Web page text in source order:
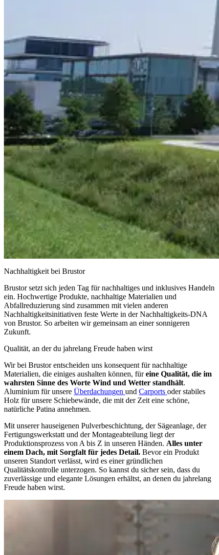
Nachhaltigkeit bei Brustor
Brustor setzt sich jeden Tag für nachhaltiges und inklusives Handeln
ein. Hochwertige Produkte, nachhaltige Materialien und
Abfallreduzierung sind zusammen mit vielen anderen
Nachhaltigkeitsinitiativen feste Werte in der Nachhaltigkeits-DNA
von Brustor. So arbeiten wir gemeinsam an einer sonnigeren
Zukunft.
Qualität, an der du jahrelang Freude haben wirst
Wir bei Brustor entscheiden uns konsequent für nachhaltige
Materialien, die einiges aushalten können, füreine Qualität, die im
wahrsten Sinne des Worte Wind und Wetter standhält.
Aluminium für unsere Überdachungen und Carports oder stabiles
Holz für unsere Schiebewände, die mit der Zeit eine schöne,
natürliche Patina annehmen.
Mit unserer hauseigenen Pulverbeschichtung, der Sägeanlage, der
Fertigungswerkstatt und der Montageabteilung liegt der
Produktionsprozess von A bis Z in unseren Händen. Alles unter
einem Dach, mit Sorgfalt für jedes Detail. Bevor ein Produkt
unseren Standort verlässt, wird es einer gründlichen
Qualitätskontrolle unterzogen. So kannst du sicher sein, dass du
zuverlässige und elegante Lösungen erhältst, an denen du jahrelang
Freude haben wirst.